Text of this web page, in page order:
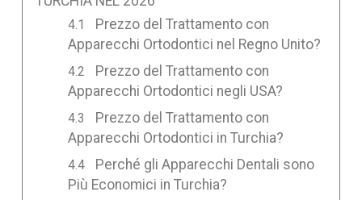
Prezzo del Trattamento con
Apparecchi Ortodontici nel Regno Unito?
Prezzo del Trattamento con
Apparecchi Ortodontici negli USA?
Prezzo del Trattamento con
Apparecchi Ortodontici in Turchia?
Perché gli Apparecchi Dentali sono
Più Economici in Turchia?